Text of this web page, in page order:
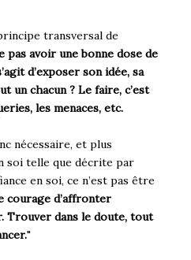
transversal de
pas avoir une bonne dose de
d’exposer son idée, sa
un chacun ? Le faire, c’est
les menaces, etc.
nécessaire, et plus
soi telle que décrite par
en soi, ce n’est pas être
courage d’affronter
Trouver dans le doute, tout
"